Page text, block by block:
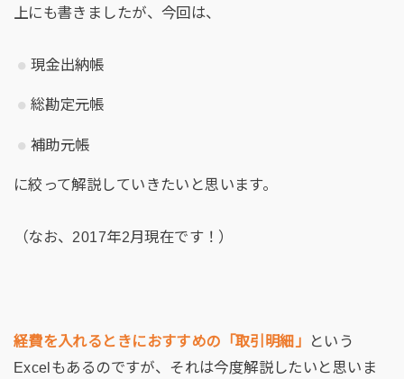
上にも書きましたが、今回は、
現金出納帳
総勘定元帳
補助元帳
に絞って解説していきたいと思います。
（なお、2017年2月現在です！）
経費を入れるときにおすすめの「取引明細」
という
Excelもあるのですが、それは今度解説したいと思いま